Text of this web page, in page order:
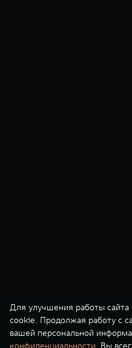
Для улучшения работы сайта
cookie. Продолжая работу с
вашей персональной
конфиденциальности . Вы